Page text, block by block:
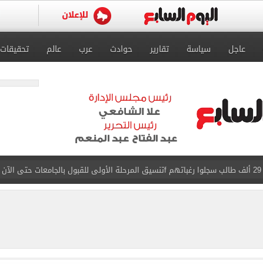
عاجل سياسة تقارير حوادث عرب عالم تحقيقات
حفلات U Arena تنطلق مع الهضبة عمرو دياب ضمن «يلا ساحل 2026» بالعلمين الجديدة
الآلاف يودعون عروس الشرقية إلى مثواها الأخير بعد وفاتها ليلة زفافها.. صور
الرئيس السيسى يستقبل ملك البحرين بمطار العلمين الدولى.. صور